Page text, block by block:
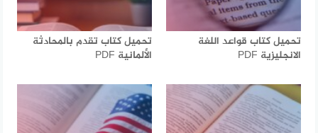
تحميل كتاب قواعد اللغة
الانجليزية PDF
تحميل كتاب تقدم بالمحادثة
الألمانية PDF